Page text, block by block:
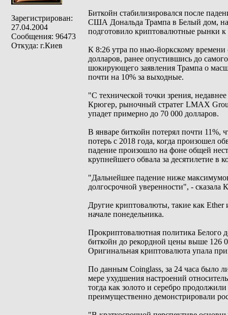
Зарегистрирован:
27.04.2004
Сообщения: 96473
Откуда: г.Киев
Биткойн стабилизировался после
США Дональда Трампа в Белый дом, на
подготовило криптовалютные рынки к
К 8:26 утра по нью-йоркскому
долларов, ранее опустившись до
шокирующего заявления Трампа о
почти на 10% за выходные.
"С технической точки зрения,
Крюгер, рыночный стратег LMAX
упадет примерно до 70 000 долларов.
В январе биткойн потерял почти 11%,
потерь с 2018 года, когда произошел
падение произошло на фоне общей
крупнейшего обвала за десятилетие в
"Дальнейшее падение ниже
долгосрочной уверенности", -
Другие криптовалюты, такие как Ether
начале понедельника.
Прокриптовалютная политика Белого
биткойн до рекордной цены выше 126
Оригинальная криптовалюта упала
По данным Coinglass, за 24 часа было
мере ухудшения настроений
тогда как золото и серебро
преимущественно демонстрировали